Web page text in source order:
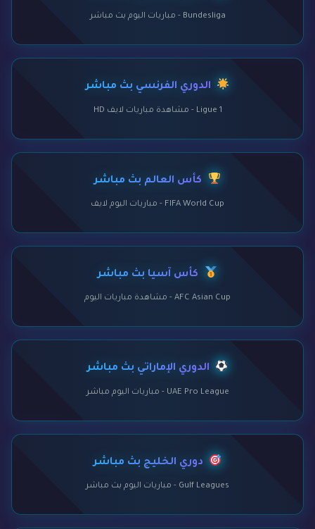
Bundesliga - مباريات اليوم بث مباشر
الدوري الفرنسي بث مباشر
Ligue 1 - مشاهدة مباريات لايف HD
كأس العالم بث مباشر
FIFA World Cup - مباريات اليوم لايف
كأس آسيا بث مباشر
AFC Asian Cup - مشاهدة مباريات اليوم
الدوري الإماراتي بث مباشر
UAE Pro League - مباريات اليوم مباشر
دوري الخليج بث مباشر
Gulf Leagues - مباريات اليوم بث مباشر